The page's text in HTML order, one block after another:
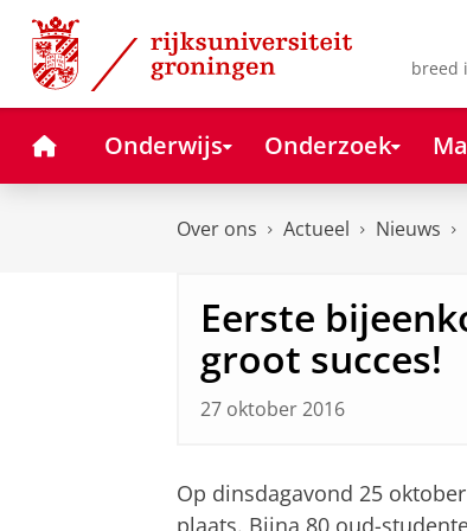
Skip
Content
Skip
Navigation
breed
HomeOnderwijs Onderzoek
Over ons Actueel Nieuws
Eerste
groot succes!
27 oktober 2016
Op dinsdagavond 25
plaats. Bijna 80 oud-